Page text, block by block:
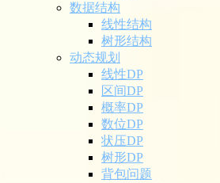
数据结构
线性结构
树形结构
动态规划
线性DP
区间DP
概率DP
数位DP
状压DP
树形DP
背包问题